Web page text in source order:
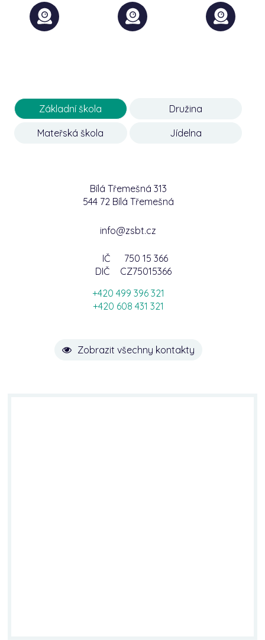
Základní škola Družina
Mateřská škola Jídelna
Bílá Třemešná 313
544 72 Bílá Třemešná
info@zsbt.cz
IČ
750 15 366
DIČ
CZ75015366
+420 499 396 321
+420 608 431 321
Zobrazit všechny kontakty